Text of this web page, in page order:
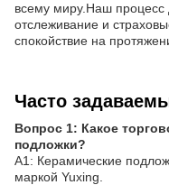
всему миру.Наш процесс
отслеживание и
спокойствие на
Часто
Вопрос 1: Какое
подложки?
A1: Керамические
маркой Yuxing.